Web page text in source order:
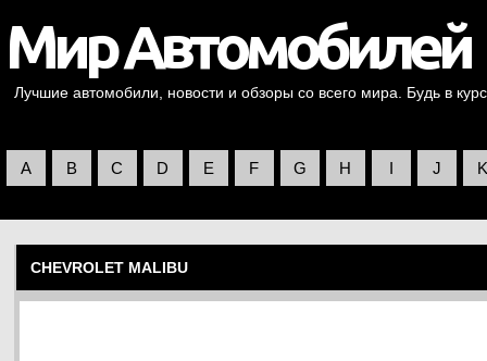
Лучшие автомобили, новости и обзоры со всего мира. Будь в
A B C D E F G H I J K
CHEVROLET MALIBU